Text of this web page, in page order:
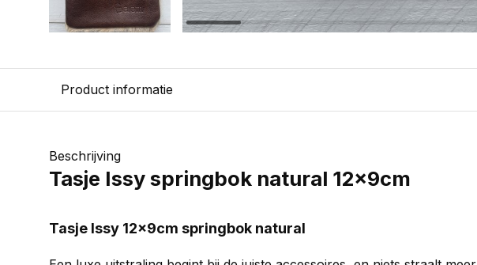
Product informatie
Beschrijving
Tasje Issy springbok natural 12x9cm
Tasje Issy 12x9cm springbok natural